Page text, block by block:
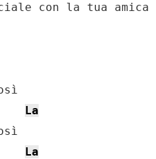
con la tua amica
La
La